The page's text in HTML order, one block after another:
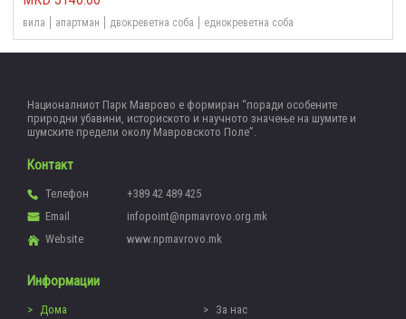
вила апартман двокреветна соба еднокреветна соба
Националниот Парк Маврово е формиран “поради особените
природни убавини, историското и научното значење на шумите и
шумските предели околу Мавровското Поле”.
Контакт
Телефон
+389 42 489 425
Email
infopoint@npmavrovo.org.mk
Website
www.npmavrovo.mk
Информации
Дома
За нас